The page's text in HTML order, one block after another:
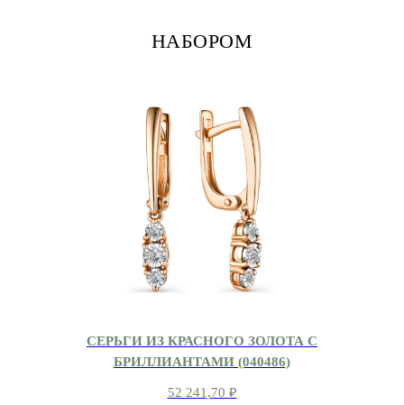
НАБОРОМ
СЕРЬГИ ИЗ КРАСНОГО ЗОЛОТА С
БРИЛЛИАНТАМИ (040486)
52 241,70 ₽